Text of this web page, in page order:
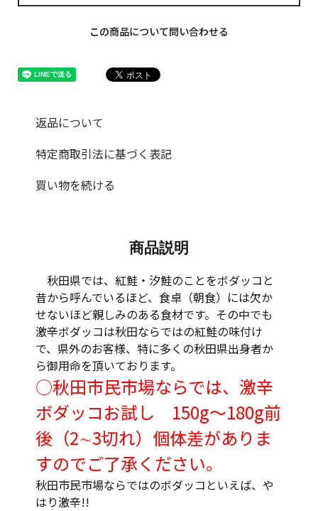
この商品について問い合わせる
返品について
特定商取引法に基づく表記
買い物を続ける
商品説明
秋田県では、紅鮭・汐鮭のことをボダッコと
昔から呼んでいるほど、食卓（朝食）には欠か
せないほど親しみのある食材です。その中でも
激辛ボダッコは秋田ならではの紅鮭の味付け
で、県外のお客様、特に多くの秋田県出身者か
ら御用命を頂いております。
○秋田市民市場ならでは、激辛
ボダッコお試し 150g～180g前
後（2∼3切れ）個体差がありま
すのでご了承ください。
秋田市民市場ならではのボダッコといえば、や
はり激辛!!